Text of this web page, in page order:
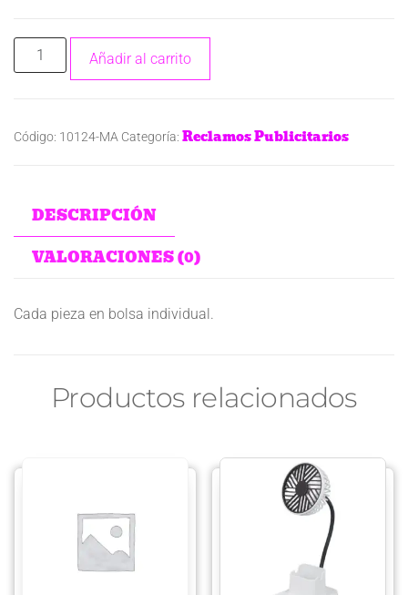
Añadir al carrito
Código: 10124-MA Categoría: Reclamos Publicitarios
DESCRIPCIÓN
VALORACIONES (0)
Cada pieza en bolsa individual.
Productos relacionados